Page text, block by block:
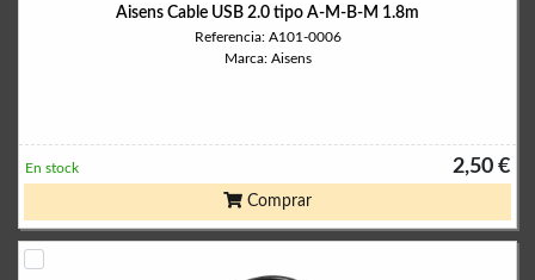
Aisens Cable USB 2.0 tipo A-M-B-M 1.8m
Referencia: A101-0006
Marca: Aisens
2,50 €
En stock
Comprar